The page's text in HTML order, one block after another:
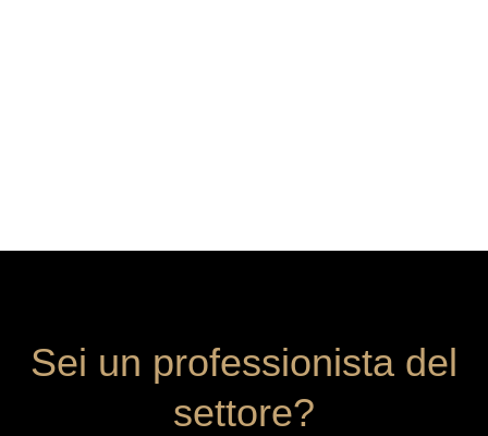
Sei un professionista del
settore?